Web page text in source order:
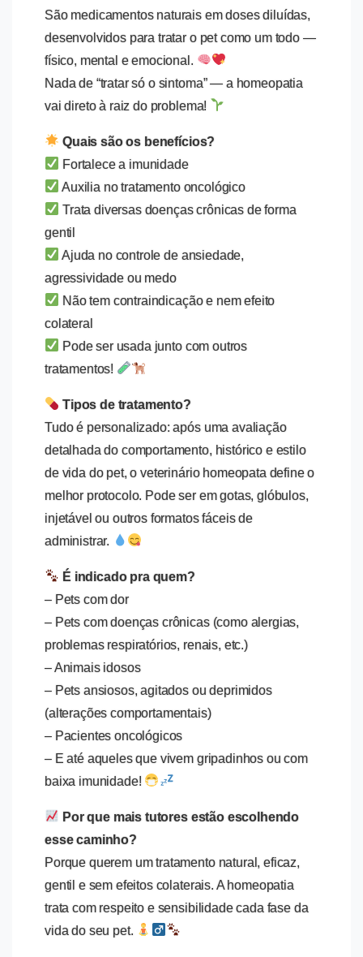
São medicamentos naturais em doses diluídas,
desenvolvidos para tratar o pet como um todo —
físico, mental e emocional.
Nada de “tratar só o sintoma” — a homeopatia
vai direto à raiz do problema!
Quais são os benefícios?
Fortalece a imunidade
Auxilia no tratamento oncológico
Trata diversas doenças crônicas de forma
gentil
Ajuda no controle de ansiedade,
agressividade ou medo
Não tem contraindicação e nem efeito
colateral
Pode ser usada junto com outros
tratamentos!
Tipos de tratamento?
Tudo é personalizado: após uma avaliação
detalhada do comportamento, histórico e estilo
de vida do pet, o veterinário homeopata define o
melhor protocolo. Pode ser em gotas, glóbulos,
injetável ou outros formatos fáceis de
administrar.
É indicado pra quem?
– Pets com dor
– Pets com doenças crônicas (como alergias,
problemas respiratórios, renais, etc.)
– Animais idosos
– Pets ansiosos, agitados ou deprimidos
(alterações comportamentais)
– Pacientes oncológicos
– E até aqueles que vivem gripadinhos ou com
baixa imunidade!
Por que mais tutores estão escolhendo
esse caminho?
Porque querem um tratamento natural, eficaz,
gentil e sem efeitos colaterais. A homeopatia
trata com respeito e sensibilidade cada fase da
vida do seu pet.